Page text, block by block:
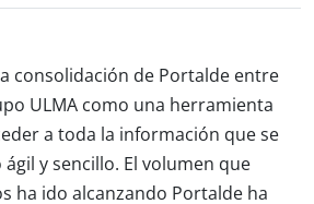
consolidación de Portalde entre
ULMA como una herramienta
a toda la información que se
y sencillo. El volumen que
ha ido alcanzando Portalde ha